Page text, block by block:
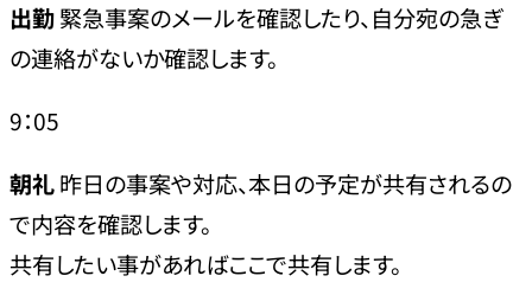
出勤緊急事案のメールを確認したり、自分宛の急ぎ
の連絡がないか確認します。
9：05
朝礼昨日の事案や対応、本日の予定が共有されるの
で内容を確認します。
共有したい事があればここで共有します。